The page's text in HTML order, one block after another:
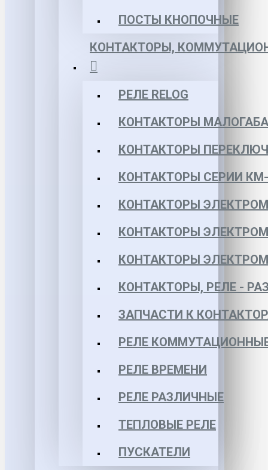
ПОСТЫ КНОПОЧНЫЕ
КОНТАКТОРЫ,
РЕЛЕ RELOG
КОНТАКТОРЫ
КОНТАКТОРЫ
КОНТАКТОРЫ СЕРИИ КМ-
КОНТАКТОРЫ
КОНТАКТОРЫ
КОНТАКТОРЫ
КОНТАКТОРЫ, РЕЛЕ -
ЗАПЧАСТИ К
РЕЛЕ
РЕЛЕ ВРЕМЕНИ
РЕЛЕ РАЗЛИЧНЫЕ
ТЕПЛОВЫЕ РЕЛЕ
ПУСКАТЕЛИ